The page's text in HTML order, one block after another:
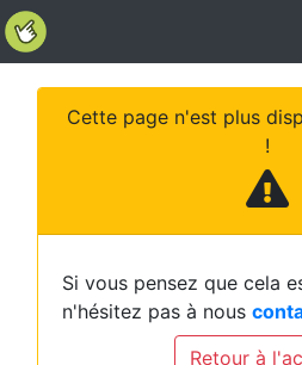
Cette page n'est plus
!
Si vous pensez que cela
n'hésitez pas à nous
Retour à